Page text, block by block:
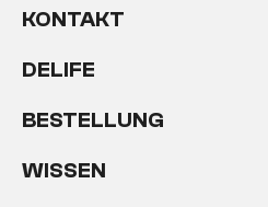
KONTAKT
DELIFE
BESTELLUNG
WISSEN